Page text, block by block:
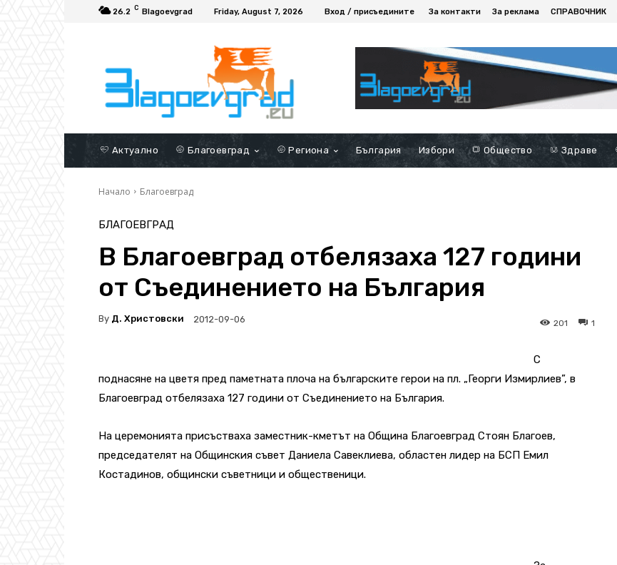
26.2 C Blagoevgrad Friday, August 7, 2026 Вход / присъедините За контакти За реклама СПРАВОЧНИК
Актуално Благоевград Региона България Избори Общество Здраве
Начало Благоевград
БЛАГОЕВГРАД
В Благоевград отбелязаха 127 години
от Съединението на България
By Д. Христовски 2012-09-06 1
201
С
поднасяне на цветя пред паметната плоча на българските герои на пл. „Георги Измирлиев”, в
Благоевград отбелязаха 127 години от Съединението на България.
На церемонията присъстваха заместник-кметът на Община Благоевград Стоян Благоев,
председателят на Общинския съвет Даниела Савеклиева, областен лидер на БСП Емил
Костадинов, общински съветници и общественици.